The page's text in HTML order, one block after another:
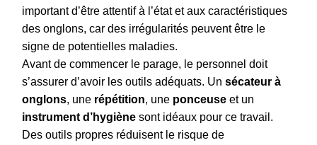
important d’être attentif à l’état et aux caractéristiques
des onglons, car des irrégularités peuvent être le
signe de potentielles maladies.
Avant de commencer le parage, le personnel doit
s’assurer d’avoir les outils adéquats. Un sécateur à
onglons, une répétition, une ponceuse et un
instrument d’hygiène sont idéaux pour ce travail.
Des outils propres réduisent le risque de